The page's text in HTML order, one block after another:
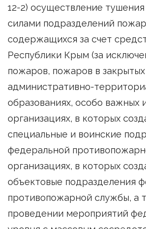
12-2) осуществление
силами подразделений
содержащихся за счет
Республики Крым (за
пожаров, пожаров в закрытых
административно-
образованиях, особо важных
организациях, в которых
специальные и воинские
федеральной
организациях, в которых
объектовые подразделения
противопожарной службы, а
проведении мероприятий